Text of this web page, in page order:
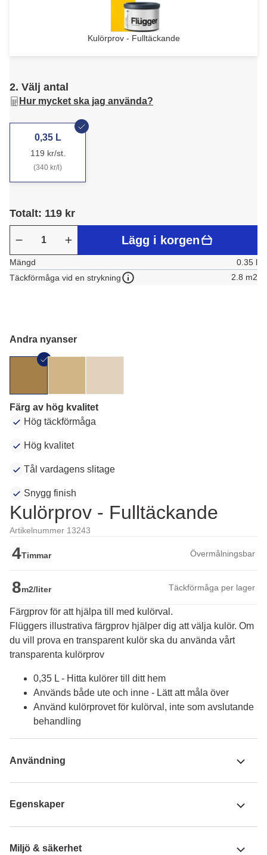
Kulörprov - Fulltäckande
2. Välj antal
Hur mycket ska jag använda?
0,35 L
119 kr/st.
(340 kr/l)
Totalt: 119 kr
Lägg i korgen
Mängd
0.35 l
Täckförmåga vid en strykning
2.8 m2
Andra nyanser
Färg av hög kvalitet
Hög täckförmåga
Hög kvalitet
Tål vardagens slitage
Snygg finish
Kulörprov - Fulltäckande
Artikelnummer 13243
4Timmar Övermålningsbar
8m2/liter Täckförmåga per lager
Färgprov för att hjälpa till med kulörval.
Flüggers illustrativa färgprov hjälper dig att välja kulör. Om
du vill prova en transparent kulör ska du använda vårt
transparenta kulörprov
0,35 L - Hitta kulörer till ditt hem
Används både ute och inne - Lätt att måla över
Använd kulörprovet för kulörval, inte som avslutande
behandling
Användning
Egenskaper
Miljö & säkerhet